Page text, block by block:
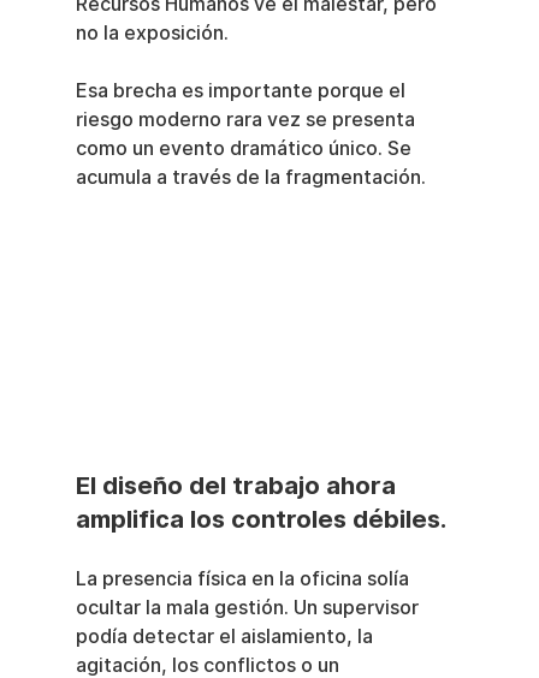
Recursos Humanos ve el malestar, pero
no la exposición.
Esa brecha es importante porque el
riesgo moderno rara vez se presenta
como un evento dramático único. Se
acumula a través de la fragmentación.
El diseño del trabajo ahora
amplifica los controles débiles.
La presencia física en la oficina solía
ocultar la mala gestión. Un supervisor
podía detectar el aislamiento, la
agitación, los conflictos o un